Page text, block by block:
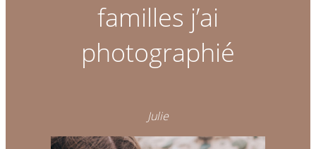
familles j’ai
photographié
Julie